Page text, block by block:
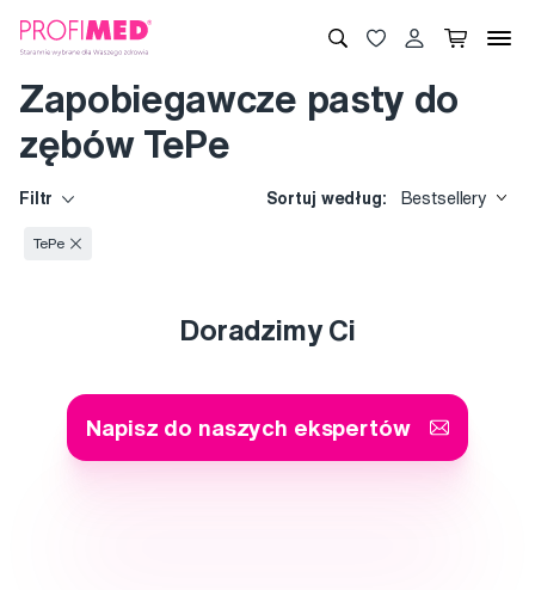
Zapobiegawcze pasty do
zębów TePe
Filtr Sortuj według: Bestsellery
TePe
Doradzimy Ci
Napisz do naszych ekspertów